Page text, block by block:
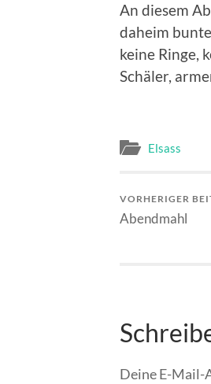
An diesem
daheim
keine Ringe,
Schäler,
Elsass
VORHERIGER
Abendmahl
Deine E-Mail-